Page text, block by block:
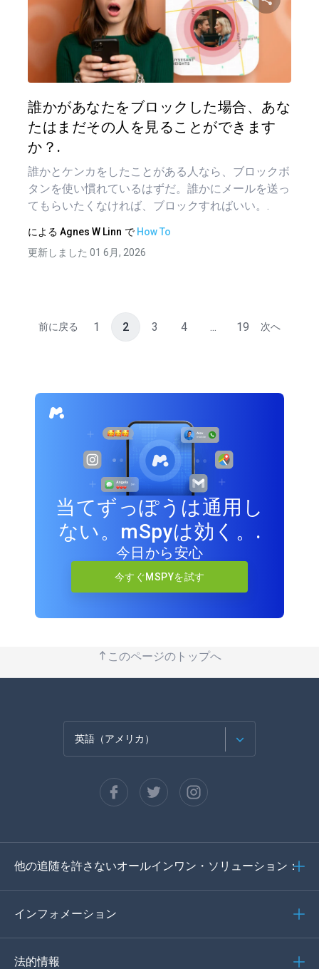
この
誰かがあなたをブロックした場合、あな
たはまだその人を見ることができます
か？.
誰かとケンカをしたことがある人なら、ブロックボ
タンを使い慣れているはずだ。誰かにメールを送っ
てもらいたくなければ、ブロックすればいい。.
による Agnes W Linn で How To
更新しました 01 6月, 2026
ナ
前に戻る 1 2 3 4 ... 19 次へ
当てずっぽうは通用し
ない。mSpyは効く。.
今日から安心
今すぐMSPYを試す
このページのトップへ
英語（アメリカ）
スペイン語
ドイツ語
イタリア語
他の追随を許さないオールインワン・ソリューション：
インフォメーション
法的情報